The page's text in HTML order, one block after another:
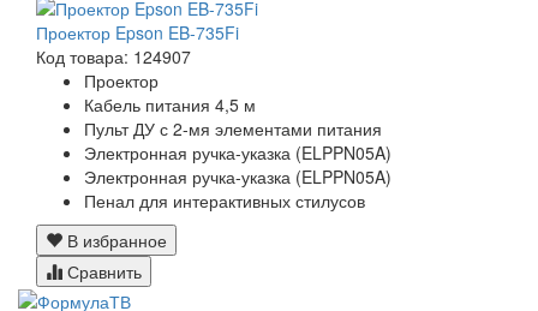
Проектор Epson EB-735Fi
Код товара: 124907
Проектор
Кабель питания 4,5 м
Пульт ДУ с 2-мя элементами питания
Электронная ручка-указка (ELPPN05A)
Электронная ручка-указка (ELPPN05A)
Пенал для интерактивных стилусов
В избранное
Сравнить